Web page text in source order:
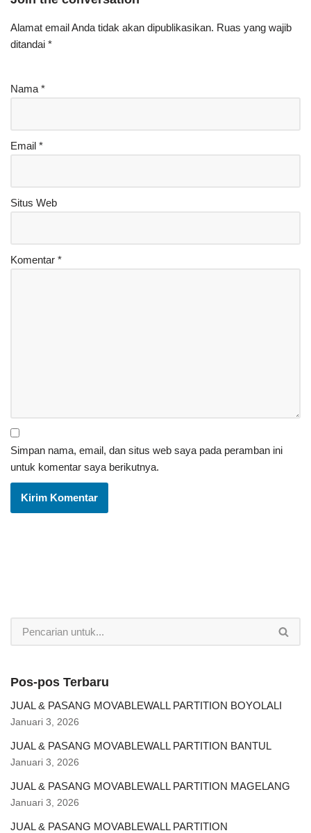
Alamat email Anda tidak akan dipublikasikan. Ruas yang wajib
ditandai *
Nama *
Email *
Situs Web
Komentar *
Simpan nama, email, dan situs web saya pada peramban ini
untuk komentar saya berikutnya.
Pos-pos Terbaru
JUAL & PASANG MOVABLEWALL PARTITION BOYOLALI
Januari 3, 2026
JUAL & PASANG MOVABLEWALL PARTITION BANTUL
Januari 3, 2026
JUAL & PASANG MOVABLEWALL PARTITION MAGELANG
Januari 3, 2026
JUAL & PASANG MOVABLEWALL PARTITION